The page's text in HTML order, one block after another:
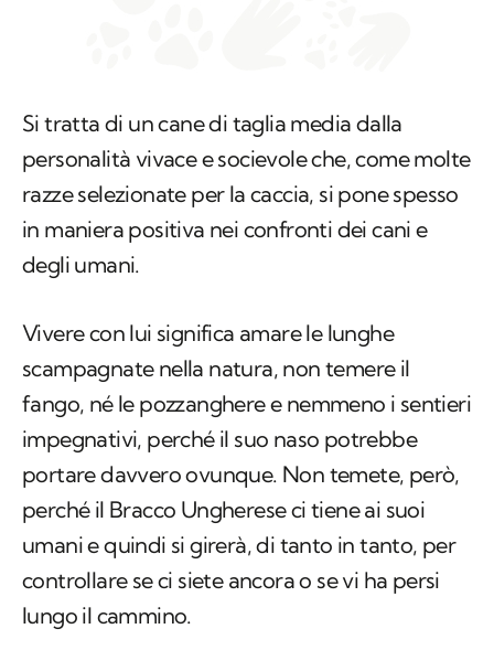
Si tratta di un cane di taglia media dalla
personalità vivace e socievole che, come molte
razze selezionate per la caccia, si pone spesso
in maniera positiva nei confronti dei cani e
degli umani.
Vivere con lui significa amare le lunghe
scampagnate nella natura, non temere il
fango, né le pozzanghere e nemmeno i sentieri
impegnativi, perché il suo naso potrebbe
portare davvero ovunque. Non temete, però,
perché il Bracco Ungherese ci tiene ai suoi
umani e quindi si girerà, di tanto in tanto, per
controllare se ci siete ancora o se vi ha persi
lungo il cammino.